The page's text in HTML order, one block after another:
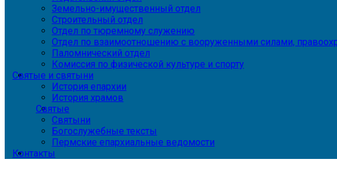
Земельно-имущественный отдел
Строительный отдел
Отдел по тюремному служению
Отдел по взаимоотношению с вооруженными силами,
Паломнический отдел
Комиссия по физической культуре и спорту
Святые и святыни
История епархии
История храмов
Святые
Святыни
Богослужебные тексты
Пермские епархиальные ведомости
Контакты